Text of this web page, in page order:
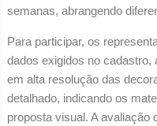
semanas, abrangendo
Para participar, os
dados exigidos no cadastro,
em alta resolução das
detalhado, indicando os
proposta visual. A avaliação